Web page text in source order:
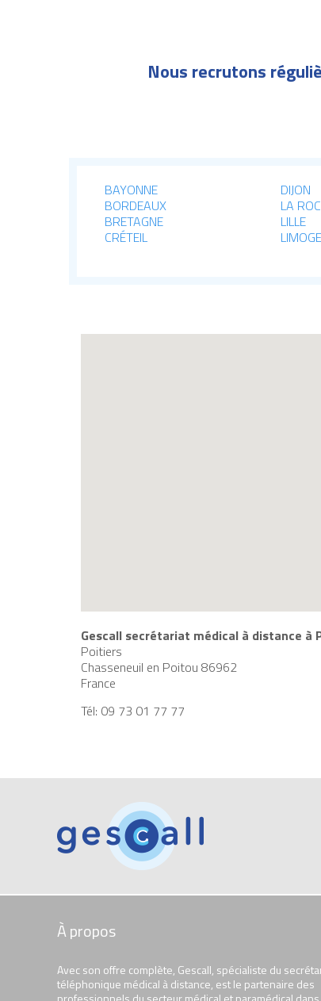
Nous recrutons
BAYONNE
BORDEAUX
BRETAGNE
CRÉTEIL
DIJON
LA
LILLE
Gescall secrétariat médical à distance à
Poitiers
Chasseneuil en Poitou 86962
France
Tél: 09 73 01 77 77
À propos
Avec son offre complète, Gescall, spécialiste du
téléphonique médical à distance, est le partenaire des